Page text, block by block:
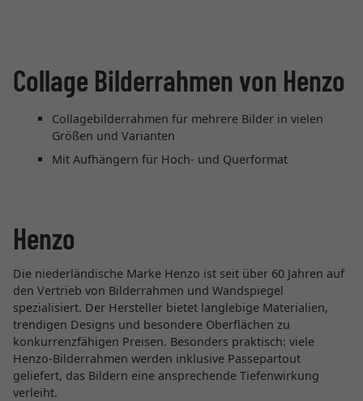
Collage Bilderrahmen von Henzo
Collagebilderrahmen für mehrere Bilder in vielen
Größen und Varianten
Mit Aufhängern für Hoch- und Querformat
Henzo
Die niederländische Marke Henzo ist seit über 60 Jahren auf
den Vertrieb von Bilderrahmen und Wandspiegel
spezialisiert. Der Hersteller bietet langlebige Materialien,
trendigen Designs und besondere Oberflächen zu
konkurrenzfähigen Preisen. Besonders praktisch: viele
Henzo-Bilderrahmen werden inklusive Passepartout
geliefert, das Bildern eine ansprechende Tiefenwirkung
verleiht.